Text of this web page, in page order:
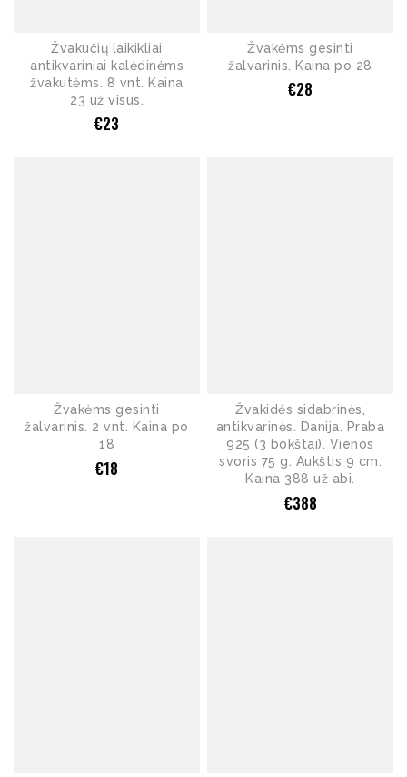
Žvakučių laikikliai
antikvariniai kalėdinėms
žvakutėms. 8 vnt. Kaina
23 už visus.
€23
Žvakėms gesinti
žalvarinis. Kaina po 28
€28
Žvakėms gesinti
žalvarinis. 2 vnt. Kaina po
18
€18
Žvakidės sidabrinės,
antikvarinės. Danija. Praba
925 (3 bokštai). Vienos
svoris 75 g. Aukštis 9 cm.
Kaina 388 už abi.
€388